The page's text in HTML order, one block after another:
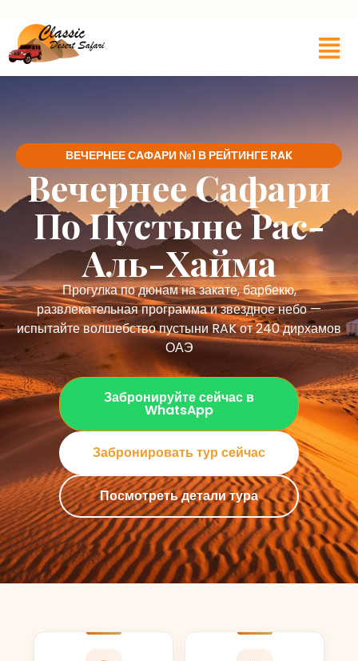
ВЕЧЕРНЕЕ САФАРИ №1 В РЕЙТИНГЕ RAK
Вечернее Сафари
По Пустыне Рас-
Аль-Хайма
Прогулка по дюнам на закате, барбекю,
развлекательная программа и звездное небо —
испытайте волшебство пустыни RAK от 240 дирхамов
ОАЭ
Забронируйте сейчас в
WhatsApp
Забронировать тур сейчас
Посмотреть детали тура